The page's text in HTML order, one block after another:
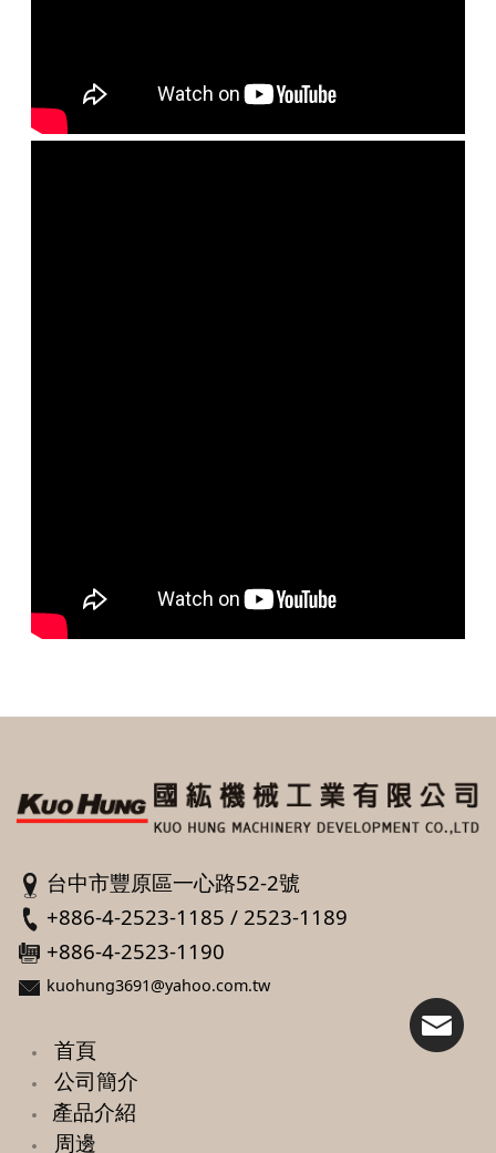
台中市豐原區一心路52-2號
+886-4-2523-1185 / 2523-1189
+886-4-2523-1190
kuohung3691@yahoo.com.tw
首頁
公司簡介
產品介紹
周邊